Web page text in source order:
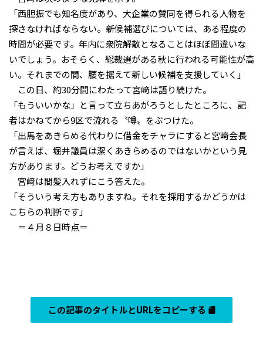
「西胆振でも知名度があり、大企業の賛同を得られる人物を
探さなければならない。新候補選びについては、ある程度の
時間が必要です。年内に衆院解散となることはほぼ間違いな
いでしょう。おそらく、総裁選がある秋に行われる可能性が高
い。それまでの間、腰を据えて新しい候補を支援していく」
この日、約30分間にわたって宮﨑は語り続けた。
「もういいかな」と言って立ちあがろうとしたところに、記
者はかねてから9区で流れる〝噂〟をぶつけた。
「出馬をあきらめる代わりに借金をチャラにすると宮﨑会長
が言えば、堀井議員は潔くあきらめるのではないかという見
方があります。どうお考えですか」
宮﨑は間髪入れずにこう答えた。
「そういう考え方もありますね。それを採用するかどうかは
こちらの判断です」
＝４月８日時点＝
この記事のタイトルとURLをコピーする